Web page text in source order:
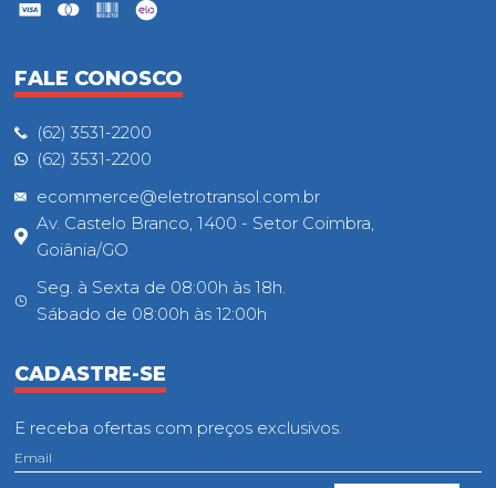
FALE CONOSCO
(62) 3531-2200
(62) 3531-2200
ecommerce@eletrotransol.com.br
Av. Castelo Branco, 1400 - Setor Coimbra,
Goiânia/GO
Seg. à Sexta de 08:00h às 18h.
Sábado de 08:00h às 12:00h
CADASTRE-SE
E receba ofertas com preços exclusivos.